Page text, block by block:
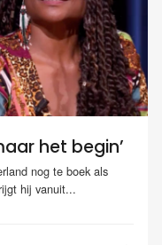
het begin’
nog te boek als
hij vanuit...